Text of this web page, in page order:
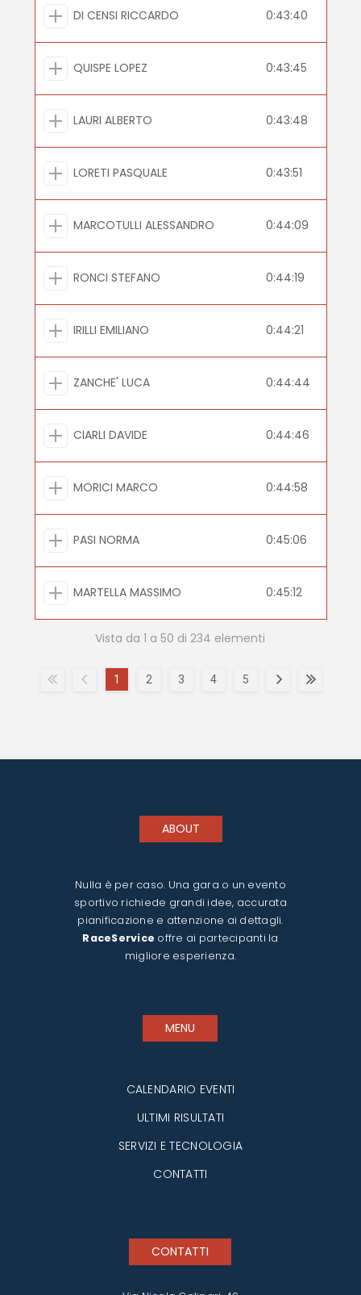
DI CENSI RICCARDO 0:43:40
QUISPE LOPEZ 0:43:45
LAURI ALBERTO 0:43:48
LORETI PASQUALE 0:43:51
MARCOTULLI ALESSANDRO 0:44:09
RONCI STEFANO 0:44:19
IRILLI EMILIANO 0:44:21
ZANCHE' LUCA 0:44:44
CIARLI DAVIDE 0:44:46
MORICI MARCO 0:44:58
PASI NORMA 0:45:06
MARTELLA MASSIMO 0:45:12
Vista da 1 a 50 di 234 elementi
1 2 3 4 5
ABOUT
Nulla è per caso. Una gara o un evento
sportivo richiede grandi idee, accurata
pianificazione e attenzione ai dettagli.
RaceService offre ai partecipanti la
migliore esperienza.
MENU
CALENDARIO EVENTI
ULTIMI RISULTATI
SERVIZI E TECNOLOGIA
CONTATTI
CONTATTI